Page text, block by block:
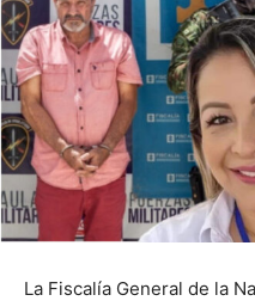
La Fiscalía General de la